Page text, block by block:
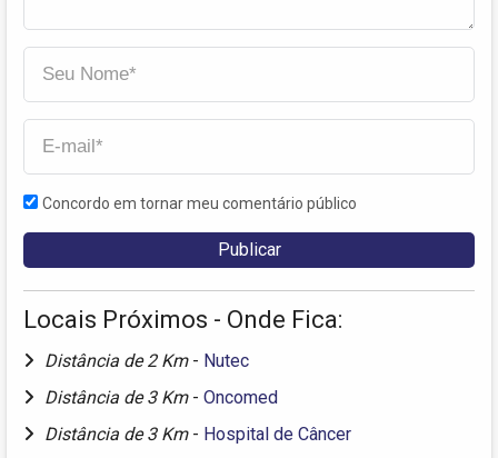
Concordo em tornar meu comentário público
Locais Próximos - Onde Fica:
Distância de 2 Km - Nutec
Distância de 3 Km - Oncomed
Distância de 3 Km - Hospital de Câncer